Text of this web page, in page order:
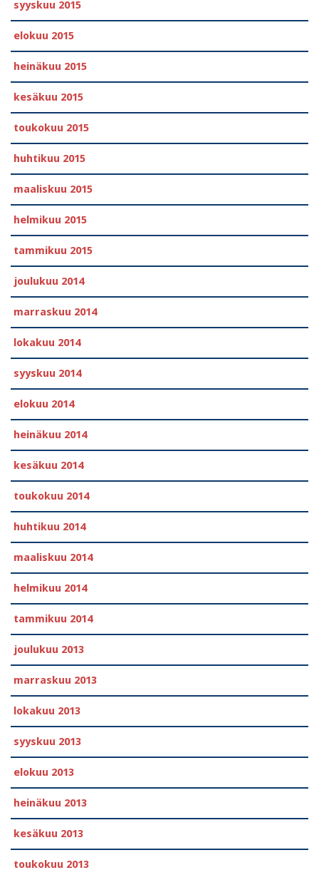
syyskuu 2015
elokuu 2015
heinäkuu 2015
kesäkuu 2015
toukokuu 2015
huhtikuu 2015
maaliskuu 2015
helmikuu 2015
tammikuu 2015
joulukuu 2014
marraskuu 2014
lokakuu 2014
syyskuu 2014
elokuu 2014
heinäkuu 2014
kesäkuu 2014
toukokuu 2014
huhtikuu 2014
maaliskuu 2014
helmikuu 2014
tammikuu 2014
joulukuu 2013
marraskuu 2013
lokakuu 2013
syyskuu 2013
elokuu 2013
heinäkuu 2013
kesäkuu 2013
toukokuu 2013